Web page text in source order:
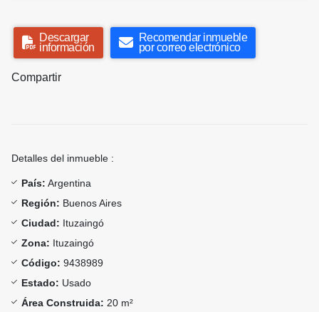
Descargar
información
Recomendar inmueble
por correo electrónico
Compartir
Detalles del inmueble :
País: Argentina
Región: Buenos Aires
Ciudad: Ituzaingó
Zona: Ituzaingó
Código: 9438989
Estado: Usado
Área Construida: 20 m²